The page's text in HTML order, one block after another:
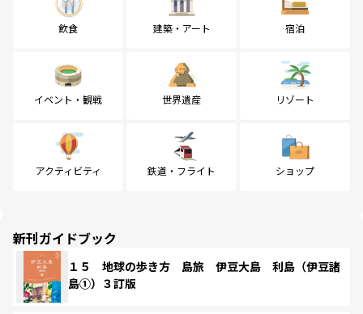
飲食 建築・アート 宿泊
イベント・観戦 世界遺産 リゾート
アクティビティ 鉄道・フライト ショップ
新刊ガイドブック
１５ 地球の歩き方 島旅 伊豆大島 利島（伊豆諸
島①）３訂版